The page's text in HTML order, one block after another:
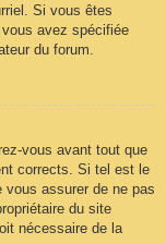
Si vous êtes
vous avez spécifiée
du forum.
vous avant tout que
corrects. Si tel est le
assurer de ne pas
du site
nécessaire de la